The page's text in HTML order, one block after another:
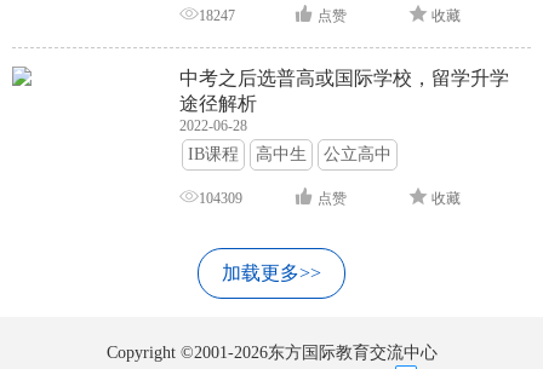
18247 点赞 收藏
中考之后选普高或国际学校，留学升学
途径解析
2022-06-28
IB课程 高中生 公立高中
104309 点赞 收藏
加载更多>>
Copyright ©2001-2026东方国际教育交流中心